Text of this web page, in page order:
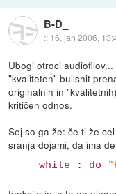
B-D_
:: 16. jan 2006,
Ubogi otroci
"kvaliteten" bullshit
originalnih in
kritičen odnos.
Sej so ga že: če ti že
sranja dojami, da ima
while : do